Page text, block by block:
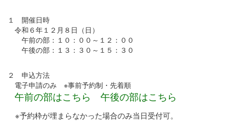
１ 開催日時
令和６年１２月８日（日）
午前の部：１０：００～１２：００
午後の部：１３：３０～１５：３０
２ 申込方法
電子申請のみ ※事前予約制・先着順
午前の部はこちら 午後の部はこちら
※予約枠が埋まらなかった場合のみ当日受付可。